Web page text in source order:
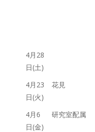
4月28
日(土)
4月23
日(火)
花見
4月6
日(金)
研究室配属